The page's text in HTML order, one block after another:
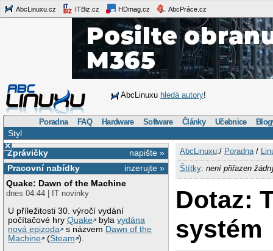
AbcLinuxu.cz ITBiz.cz HDmag.cz AbcPráce.cz
AbcLinuxu hledá autory!
Poradna FAQ Hardware Software Články Učebnice
Styl
×
napište »
Zprávičky
inzerujte »
Pracovní nabídky
Quake: Dawn of the Machine
dnes 04:44 | IT novinky
U příležitosti 30. výročí vydání
počítačové hryQuake bylavydána
nová epizoda
s názvem Dawn of the
Machine
(Steam ).
AbcLinuxu:/ Poradna/
Štítky: není přiřazen
Dotaz:
systém